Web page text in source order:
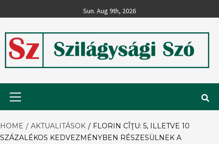
to
Sun. Aug 9th, 2026
Szilágysági
Szó
HOME AKTUALITÁSOK
FLORIN CÎŢU: 5, ILLETVE 10
SZÁZALÉKOS KEDVEZMÉNYBEN RÉSZESÜLNEK A